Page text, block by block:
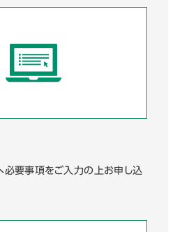
必要事項をご入力の上お申し込